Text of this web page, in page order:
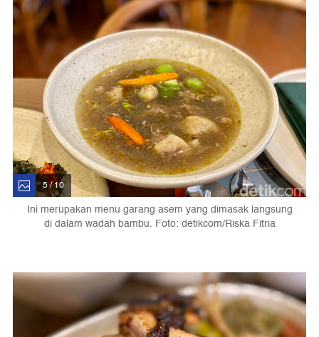
5 / 10
Ini merupakan menu garang asem yang dimasak langsung
di dalam wadah bambu. Foto: detikcom/Riska Fitria